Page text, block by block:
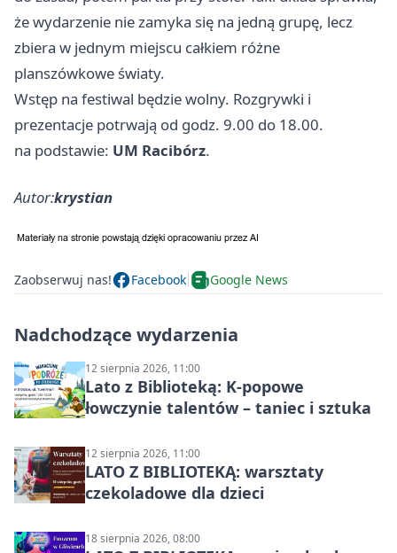
że wydarzenie nie zamyka się na jedną grupę, lecz
zbiera w jednym miejscu całkiem różne
planszówkowe światy.
Wstęp na festiwal będzie wolny. Rozgrywki i
prezentacje potrwają od godz. 9.00 do 18.00.
na podstawie: UM Racibórz.
Autor:krystian
Zaobserwuj nas! Facebook Google News
Nadchodzące wydarzenia
12 sierpnia 2026, 11:00
Lato z Biblioteką: K-popowe
łowczynie talentów – taniec i sztuka
12 sierpnia 2026, 11:00
LATO Z BIBLIOTEKĄ: warsztaty
czekoladowe dla dzieci
18 sierpnia 2026, 08:00